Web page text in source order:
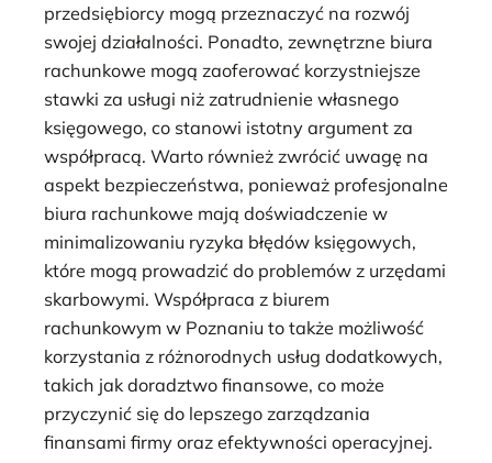
przedsiębiorcy mogą przeznaczyć na rozwój
swojej działalności. Ponadto, zewnętrzne biura
rachunkowe mogą zaoferować korzystniejsze
stawki za usługi niż zatrudnienie własnego
księgowego, co stanowi istotny argument za
współpracą. Warto również zwrócić uwagę na
aspekt bezpieczeństwa, ponieważ profesjonalne
biura rachunkowe mają doświadczenie w
minimalizowaniu ryzyka błędów księgowych,
które mogą prowadzić do problemów z urzędami
skarbowymi. Współpraca z biurem
rachunkowym w Poznaniu to także możliwość
korzystania z różnorodnych usług dodatkowych,
takich jak doradztwo finansowe, co może
przyczynić się do lepszego zarządzania
finansami firmy oraz efektywności operacyjnej.